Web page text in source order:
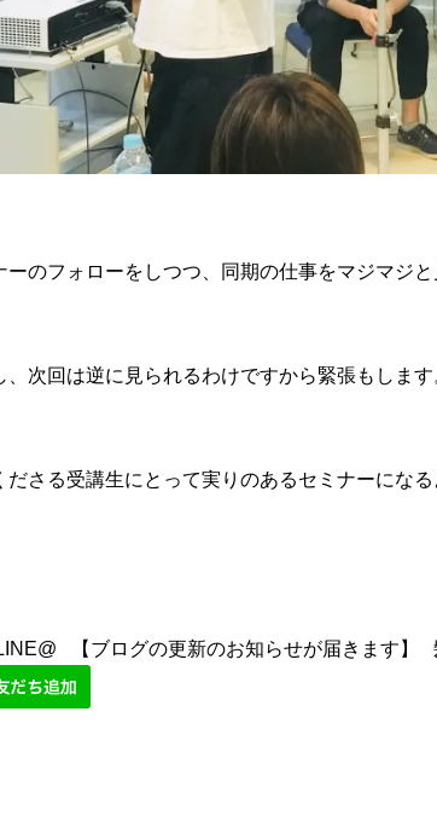
ーのフォローをしつつ、同期の仕事をマジマジと
、次回は逆に見られるわけですから緊張もします
ださる受講生にとって実りのあるセミナーにな
【ブログの更新のお知らせが届きます】